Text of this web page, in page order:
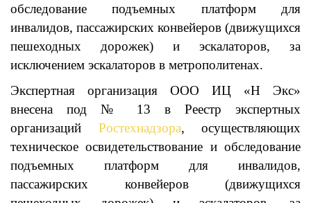
обследование подъемных платформ для
инвалидов, пассажирских конвейеров (движущихся
пешеходных дорожек) и эскалаторов, за
исключением эскалаторов в метрополитенах.
Экспертная организация ООО ИЦ «Н Экс»
внесена под № 13 в Реестр экспертных
организаций Ростехнадзора, осуществляющих
техническое освидетельствование и обследование
подъемных платформ для инвалидов,
пассажирских конвейеров (движущихся